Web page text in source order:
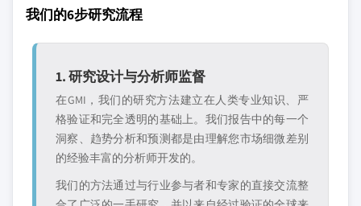
我们的6步研究流程
1. 研究设计与分析师监督
在GMI，我们的研究方法建立在人类专业知识、严
格验证和完全透明的基础上。我们报告中的每一个
洞察、趋势分析和预测都是由理解您市场细微差别
的经验丰富的分析师开发的。
我们的方法通过与行业参与者和专家的直接交流整